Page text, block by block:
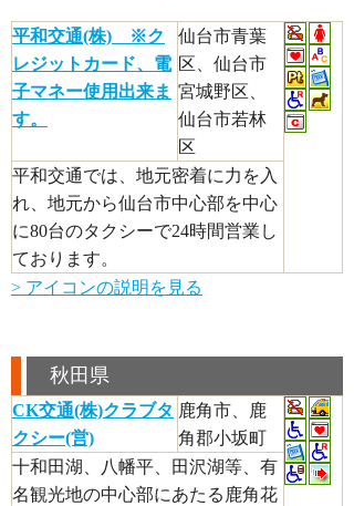
平和交通(株) ※ク
レジットカード、電
子マネー使用出来ま
す。
仙台市青葉
区、仙台市
宮城野区、
仙台市若林
区
平和交通では、地元密着に力を入
れ、地元から仙台市中心部を中心
に80台のタクシーで24時間営業し
ております。
> アイコンの説明を見る
秋田県
CK交通(株)クラブタ
クシー(営)
鹿角市、鹿
角郡小坂町
十和田湖、八幡平、田沢湖等、有
名観光地の中心部にあたる鹿角花